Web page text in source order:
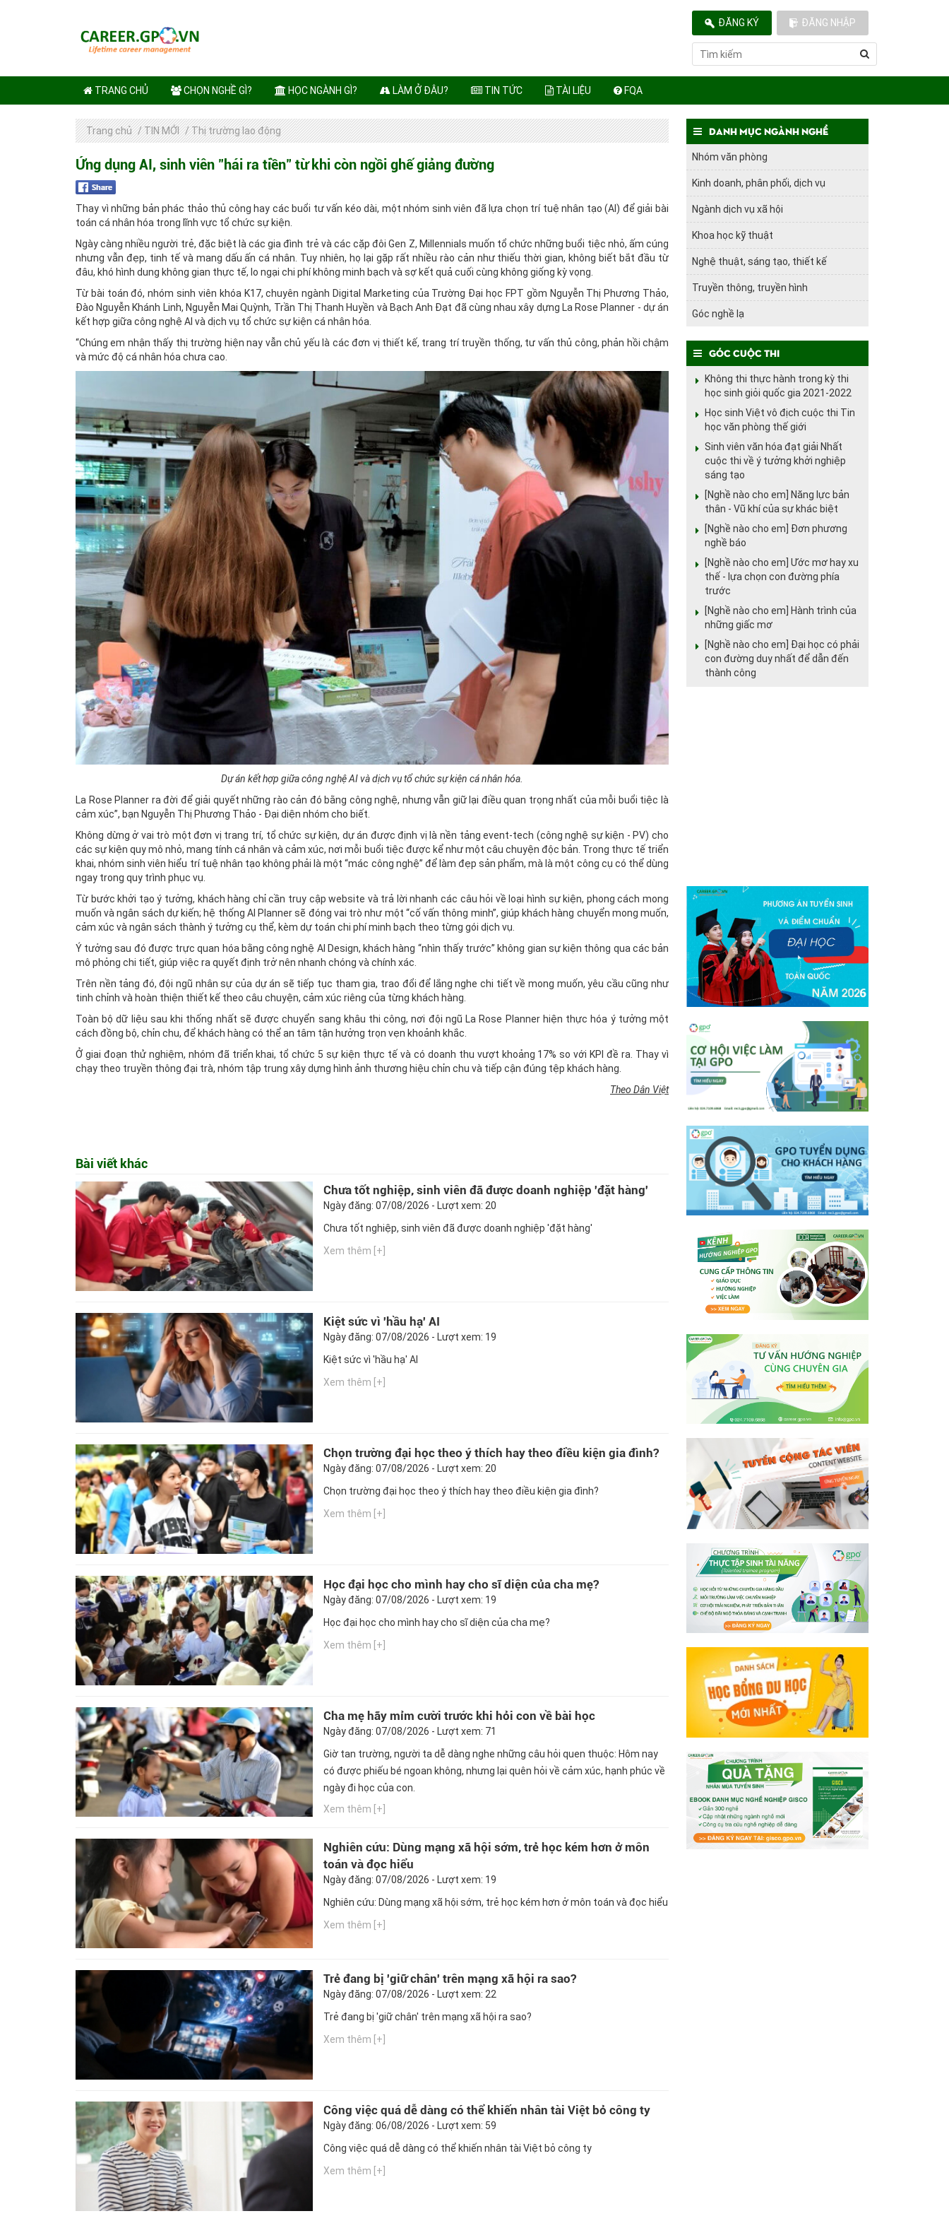
ĐĂNG KÝ ĐĂNG NHẬP
TRANG CHỦ CHỌN NGHỀ GÌ? HỌC NGÀNH GÌ? LÀM Ở ĐÂU? TIN TỨC TÀI LIỆU FQA
Trang chủ / TIN MỚI / Thị trường lao động
Ứng dụng AI, sinh viên "hái ra tiền" từ khi còn ngồi ghế giảng đường
Thay vì những bản phác thảo thủ công hay các buổi tư vấn kéo dài, một nhóm sinh viên đã lựa chọn trí tuệ nhân tạo (AI) để giải bài
toán cá nhân hóa trong lĩnh vực tổ chức sự kiện.
Ngày càng nhiều người trẻ, đặc biệt là các gia đình trẻ và các cặp đôi Gen Z, Millennials muốn tổ chức những buổi tiệc nhỏ, ấm cúng
nhưng vẫn đẹp, tinh tế và mang dấu ấn cá nhân. Tuy nhiên, họ lại gặp rất nhiều rào cản như thiếu thời gian, không biết bắt đầu từ
đâu, khó hình dung không gian thực tế, lo ngại chi phí không minh bạch và sợ kết quả cuối cùng không giống kỳ vọng.
Từ bài toán đó, nhóm sinh viên khóa K17, chuyên ngành Digital Marketing của Trường Đại học FPT gồm Nguyễn Thị Phương Thảo,
Đào Nguyễn Khánh Linh, Nguyễn Mai Quỳnh, Trần Thị Thanh Huyền và Bạch Anh Đạt đã cùng nhau xây dựng La Rose Planner - dự án
kết hợp giữa công nghệ AI và dịch vụ tổ chức sự kiện cá nhân hóa.
“Chúng em nhận thấy thị trường hiện nay vẫn chủ yếu là các đơn vị thiết kế, trang trí truyền thống, tư vấn thủ công, phản hồi chậm
và mức độ cá nhân hóa chưa cao.
Dự án kết hợp giữa công nghệ AI và dịch vụ tổ chức sự kiện cá nhân hóa.
La Rose Planner ra đời để giải quyết những rào cản đó bằng công nghệ, nhưng vẫn giữ lại điều quan trọng nhất của mỗi buổi tiệc là
cảm xúc”, bạn Nguyễn Thị Phương Thảo - Đại diện nhóm cho biết.
Không dừng ở vai trò một đơn vị trang trí, tổ chức sự kiện, dự án được định vị là nền tảng event-tech (công nghệ sự kiện - PV) cho
các sự kiện quy mô nhỏ, mang tính cá nhân và cảm xúc, nơi mỗi buổi tiệc được kể như một câu chuyện độc bản. Trong thực tế triển
khai, nhóm sinh viên hiểu trí tuệ nhân tạo không phải là một “mác công nghệ” để làm đẹp sản phẩm, mà là một công cụ có thể dùng
ngay trong quy trình phục vụ.
Từ bước khởi tạo ý tưởng, khách hàng chỉ cần truy cập website và trả lời nhanh các câu hỏi về loại hình sự kiện, phong cách mong
muốn và ngân sách dự kiến; hệ thống AI Planner sẽ đóng vai trò như một “cố vấn thông minh”, giúp khách hàng chuyển mong muốn,
cảm xúc và ngân sách thành ý tưởng cụ thể, kèm dự toán chi phí minh bạch theo từng gói dịch vụ.
Ý tưởng sau đó được trực quan hóa bằng công nghệ AI Design, khách hàng “nhìn thấy trước” không gian sự kiện thông qua các bản
mô phỏng chi tiết, giúp việc ra quyết định trở nên nhanh chóng và chính xác.
Trên nền tảng đó, đội ngũ nhân sự của dự án sẽ tiếp tục tham gia, trao đổi để lắng nghe chi tiết về mong muốn, yêu cầu cũng như
tinh chỉnh và hoàn thiện thiết kế theo câu chuyện, cảm xúc riêng của từng khách hàng.
Toàn bộ dữ liệu sau khi thống nhất sẽ được chuyển sang khâu thi công, nơi đội ngũ La Rose Planner hiện thực hóa ý tưởng một
cách đồng bộ, chỉn chu, để khách hàng có thể an tâm tận hưởng trọn vẹn khoảnh khắc.
Ở giai đoạn thử nghiệm, nhóm đã triển khai, tổ chức 5 sự kiện thực tế và có doanh thu vượt khoảng 17% so với KPI đề ra. Thay vì
chạy theo truyền thông đại trà, nhóm tập trung xây dựng hình ảnh thương hiệu chỉn chu và tiếp cận đúng tệp khách hàng.
Theo Dân Việt
Bài viết khác
Chưa tốt nghiệp, sinh viên đã được doanh nghiệp 'đặt hàng'
Ngày đăng: 07/08/2026 - Lượt xem: 20
Chưa tốt nghiệp, sinh viên đã được doanh nghiệp 'đặt hàng'
Xem thêm [+]
Kiệt sức vì 'hầu hạ' AI
Ngày đăng: 07/08/2026 - Lượt xem: 19
Kiệt sức vì 'hầu hạ' AI
Xem thêm [+]
Chọn trường đại học theo ý thích hay theo điều kiện gia đình?
Ngày đăng: 07/08/2026 - Lượt xem: 20
Chọn trường đại học theo ý thích hay theo điều kiện gia đình?
Xem thêm [+]
Học đại học cho mình hay cho sĩ diện của cha mẹ?
Ngày đăng: 07/08/2026 - Lượt xem: 19
Học đại học cho mình hay cho sĩ diện của cha mẹ?
Xem thêm [+]
Cha mẹ hãy mỉm cười trước khi hỏi con về bài học
Ngày đăng: 07/08/2026 - Lượt xem: 71
Giờ tan trường, người ta dễ dàng nghe những câu hỏi quen thuộc: Hôm nay
có được phiếu bé ngoan không, nhưng lại quên hỏi về cảm xúc, hạnh phúc về
ngày đi học của con.
Xem thêm [+]
Nghiên cứu: Dùng mạng xã hội sớm, trẻ học kém hơn ở môn
toán và đọc hiểu
Ngày đăng: 07/08/2026 - Lượt xem: 19
Nghiên cứu: Dùng mạng xã hội sớm, trẻ học kém hơn ở môn toán và đọc hiểu
Xem thêm [+]
Trẻ đang bị 'giữ chân' trên mạng xã hội ra sao?
Ngày đăng: 07/08/2026 - Lượt xem: 22
Trẻ đang bị 'giữ chân' trên mạng xã hội ra sao?
Xem thêm [+]
Công việc quá dễ dàng có thể khiến nhân tài Việt bỏ công ty
Ngày đăng: 06/08/2026 - Lượt xem: 59
Công việc quá dễ dàng có thể khiến nhân tài Việt bỏ công ty
Xem thêm [+]
Danh mục ngành nghề
Nhóm văn phòng
Kinh doanh, phân phối, dịch vụ
Ngành dịch vụ xã hội
Khoa học kỹ thuật
Nghệ thuật, sáng tạo, thiết kế
Truyền thông, truyền hình
Góc nghề lạ
Góc cuộc thi
Không thi thực hành trong kỳ thi
học sinh giỏi quốc gia 2021-2022
Học sinh Việt vô địch cuộc thi Tin
học văn phòng thế giới
Sinh viên văn hóa đạt giải Nhất
cuộc thi về ý tưởng khởi nghiệp
sáng tạo
[Nghề nào cho em] Năng lực bản
thân - Vũ khí của sự khác biệt
[Nghề nào cho em] Đơn phương
nghề báo
[Nghề nào cho em] Ước mơ hay xu
thế - lựa chọn con đường phía
trước
[Nghề nào cho em] Hành trình của
những giấc mơ
[Nghề nào cho em] Đại học có phải
con đường duy nhất để dẫn đến
thành công